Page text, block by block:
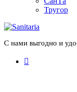
Тругор
С нами выгодно и